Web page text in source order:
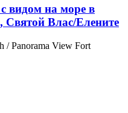
видом на море в
Святой Влас/Елените
/ Panorama View Fort